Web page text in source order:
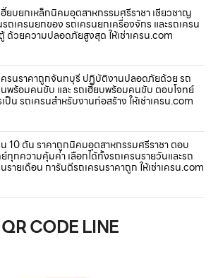
ฮี๊ยบยกเหล็กนิคมอุตสาหกรรมศรีราชา เชี่ยวชาญ
ถเครนยกของ รถเครนยกเครื่องจักร และรถเครน
ด้วยความปลอดภัยสูงสุด ให้เช่าเครน.com
ครนราคาถูกจันทบุรี ปฏิบัติงานปลอดภัยด้วย รถ
นพร้อมคนขับ และ รถเฮี๊ยบพร้อมคนขับ ตอบโจทย์
ป็น รถเครนสำหรับงานก่อสร้าง ให้เช่าเครน.com
น 10 ตัน ราคาถูกนิคมอุตสาหกรรมศรีราชา ตอบ
ทุกความคุ้มค่า เลือกได้ทั้งรถเครนรายวันและรถ
รายเดือน การันตีรถเครนราคาถูก ให้เช่าเครน.com
QR CODE LINE